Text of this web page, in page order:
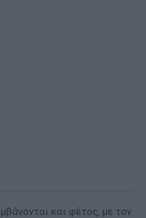
και φέτος, με τον